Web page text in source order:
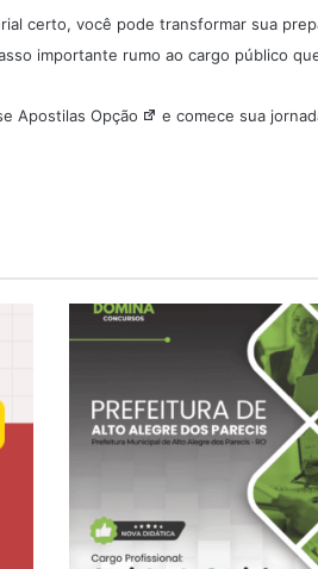
certo, você pode transformar sua
importante rumo ao cargo público
Apostilas Opção e comece sua